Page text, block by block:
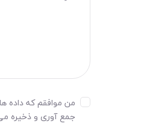
من موافقم که داده
جمع آوری و ذخیره